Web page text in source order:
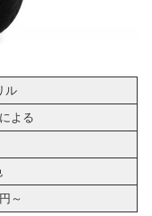
ル
よる
～